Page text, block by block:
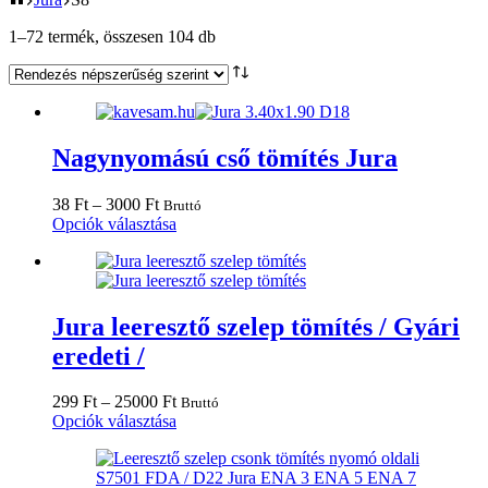
1–72 termék, összesen 104 dbSorted
popularity
Nagynyomású cső tömítés Jura
38 Ft – 3000 FtÁrtartomány:
38 Ft
3000 Ft
Bruttó
Opciók választása
terméknek
több
van.
A
termékoldalon
Jura leeresztő szelep tömítés / Gyári
eredeti /
299 Ft – 25000 FtÁrtartomány:
25000 Ft
Bruttó
Opciók választása
terméknek
több